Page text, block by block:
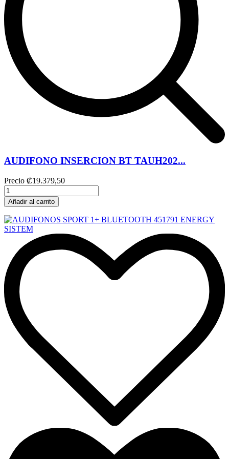
AUDIFONO INSERCION BT TAUH202...
Precio ₡19.379,50
Añadir al carrito